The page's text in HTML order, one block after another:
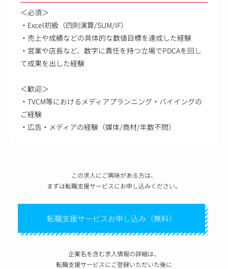
＜必須＞
・Excel初級（四則演算/SUM/IF）
・売上や成績などの具体的な数値目標を達成した経験
・営業や店長など、数字に責任を持つ立場でPDCAを回し
て成果を出した経験
＜歓迎＞
・TVCM等におけるメディアプランニング・バイイングの
ご経験
・広告・メディアの経験（媒体/商材/年数不問）
この求人にご興味がある方は、
まずは転職支援サービスにお申し込みください。
転職支援サービスお申し込み（無料）
企業名を含む求人情報の詳細は、
転職支援サービスにご登録いただいた後に